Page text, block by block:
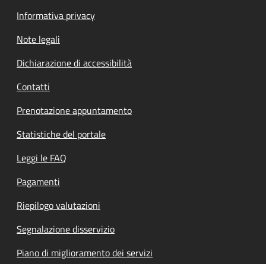
Informativa privacy
Note legali
Dichiarazione di accessibilità
Contatti
Prenotazione appuntamento
Statistiche del portale
Leggi le FAQ
Pagamenti
Riepilogo valutazioni
Segnalazione disservizio
Piano di miglioramento dei servizi